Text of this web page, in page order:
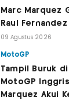
Marc Marquez
Raul
09 Agustus 2026
MotoGP
Tampil Buruk
MotoGP
Marquez Akui